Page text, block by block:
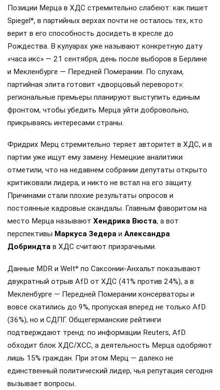
Позиции Мерца в ХДС стремительно слабеют: как пишет
Spiegel*, в партийных верхах почти не осталось тех, кто
верит в его способность досидеть в кресле до
Рождества. В кулуарах уже называют конкретную дату
«часа икс» — 21 сентября, день после выборов в Берлине
и Мекленбурге — Передней Померании. По слухам,
партийная элита готовит «дворцовый переворот»:
региональные премьеры планируют выступить единым
фронтом, чтобы убедить Мерца уйти добровольно,
прикрываясь интересами страны.
Фридрих Мерц стремительно теряет авторитет в ХДС, и в
партии уже ищут ему замену. Немецкие аналитики
отметили, что на недавнем собрании депутаты открыто
критиковали лидера, и никто не встал на его защиту.
Причинами стали плохие результаты опросов и
постоянные кадровые скандалы. Главным фаворитом на
место Мерца называют Хендрика Вюста, а вот
перспективы Маркуса Зедера и Александра
Добриндта в ХДС считают призрачными.
Данные MDR и Welt* по Саксонии-Анхальт показывают
двукратный отрыв AfD от ХДС (41% против 24%), а в
Мекленбурге — Передней Померании консерваторы и
вовсе скатились до 9%, пропуская вперед не только AfD
(36%), но и СДПГ. Общегерманские рейтинги
подтверждают тренд: по информации Reuters, AfD
обходит блок ХДС/ХСС, а деятельность Мерца одобряют
лишь 15% граждан. При этом Мерц — далеко не
единственный политический лидер, чья репутация сегодня
вызывает вопросы.